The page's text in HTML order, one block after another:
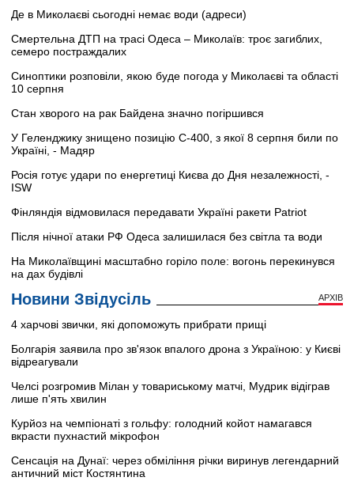
Де в Миколаєві сьогодні немає води (адреси)
Смертельна ДТП на трасі Одеса – Миколаїв: троє загиблих,
семеро постраждалих
Синоптики розповіли, якою буде погода у Миколаєві та області
10 серпня
Стан хворого на рак Байдена значно погіршився
У Геленджику знищено позицію С-400, з якої 8 серпня били по
Україні, - Мадяр
Росія готує удари по енергетиці Києва до Дня незалежності, -
ISW
Фінляндія відмовилася передавати Україні ракети Patriot
Після нічної атаки РФ Одеса залишилася без світла та води
На Миколаївщині масштабно горіло поле: вогонь перекинувся
на дах будівлі
Новини Звідусіль АРХІВ
4 харчові звички, які допоможуть прибрати прищі
Болгарія заявила про зв'язок впалого дрона з Україною: у Києві
відреагували
Челсі розгромив Мілан у товариському матчі, Мудрик відіграв
лише п'ять хвилин
Курйоз на чемпіонаті з гольфу: голодний койот намагався
вкрасти пухнастий мікрофон
Сенсація на Дунаї: через обміління річки виринув легендарний
античний міст Костянтина